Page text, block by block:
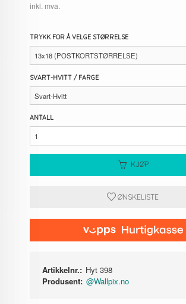
inkl. mva.
TRYKK FOR Å VELGE STØRRELSE
SVART-HVITT / FARGE
ANTALL
KJØP
ØNSKELISTE
Artikkelnr.: Hyt 398
Produsent: @Wallpix.no